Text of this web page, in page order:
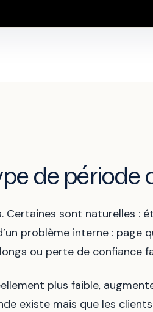
de période
sont naturelles :
problème interne :
ou perte de confiance
plus faible,
existe mais que les